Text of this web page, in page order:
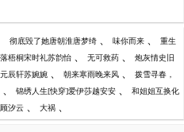
彻底毁了她唐朝淮唐梦绮 、 味你而来 、 重生
梧桐宋时礼苏韵怡 、 无可救药 、 炮灰情史旧
辰轩苏婉婉 、 朝来寒雨晚来风 、 拨雪寻春，
、 锦绣人生[快穿]爱伊莎越安安 、 和姐姐互换化
汐云 、 大祸 、